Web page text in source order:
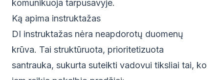
komunikuoja tarpusavyje.
Ką apima instruktažas
DI instruktažas nėra neapdorotų duomenų
krūva. Tai struktūruota, prioritetizuota
santrauka, sukurta suteikti vadovui tiksliai tai, ko